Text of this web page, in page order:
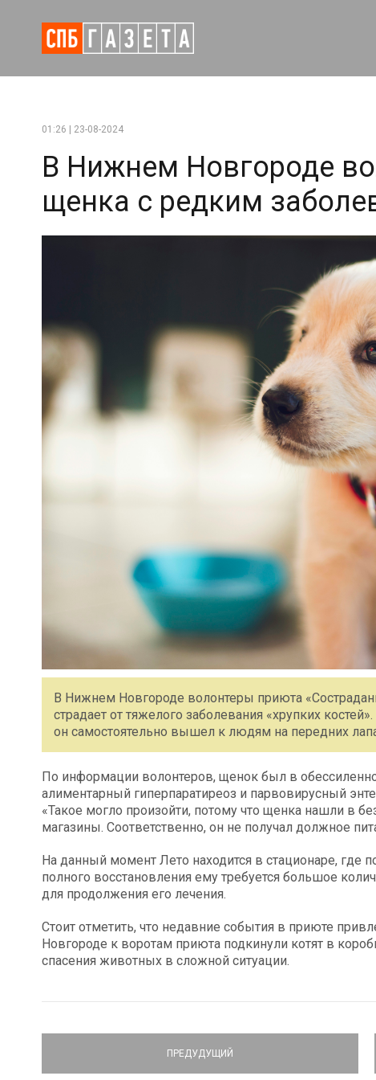
01:26 | 23-08-2024
В Нижнем Новгороде
щенка с редким
В Нижнем Новгороде волонтеры приюта
страдает от тяжелого заболевания «хрупких
он самостоятельно вышел к людям на передних
По информации волонтеров, щенок был в
алиментарный гиперпаратиреоз и парвовирусный
«Такое могло произойти, потому что щенка нашли в
магазины. Соответственно, он не получал должное
На данный момент Лето находится в стационаре, где
полного восстановления ему требуется большое
для продолжения его лечения.
Стоит отметить, что недавние события в приюте
Новгороде к воротам приюта подкинули котят в
спасения животных в сложной ситуации.
ПРЕДУДУЩИЙ